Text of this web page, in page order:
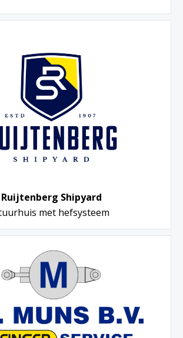
Ruijtenberg Shipyard
met hefsysteem